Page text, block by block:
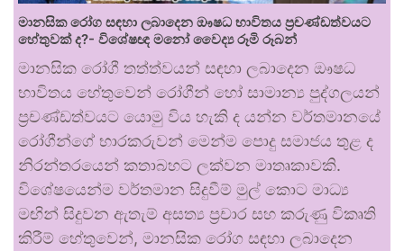
මානසික රෝග සඳහා ලබාදෙන ඖෂධ භාවිතය ප්‍රචණ්ඩත්වයට
හේතුවක් ද?- විශේෂඥ මනෝ වෛද්‍ය රූමි රූබන්
මානසික රෝගී තත්ත්වයන් සඳහා ලබාදෙන ඖෂධ
භාවිතය හේතුවෙන් රෝගීන් හෝ සාමාන්‍ය පුද්ගලයන්
ප්‍රචණ්ඩත්වයට යොමු විය හැකි ද යන්න වර්තමානයේ
රෝගීන්ගේ භාරකරුවන් මෙන්ම පොදු සමාජය තුළ ද
නිරන්තරයෙන් කතාබහට ලක්වන මාතෘකාවකි.
විශේෂයෙන්ම වර්තමාන සිදුවීම් මුල් කොට මාධ්‍ය
මඟින් සිදුවන ඇතැම් අසත්‍ය ප්‍රචාර සහ කරුණු විකෘති
කිරීම් හේතුවෙන්, මානසික රෝග සඳහා ලබාදෙන